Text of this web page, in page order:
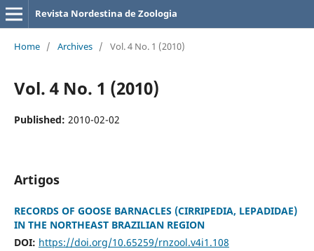
Revista Nordestina de Zoologia
Home / Archives / Vol. 4 No. 1 (2010)
Vol. 4 No. 1 (2010)
Published: 2010-02-02
Artigos
RECORDS OF GOOSE BARNACLES (CIRRIPEDIA, LEPADIDAE)
IN THE NORTHEAST BRAZILIAN REGION
DOI: https://doi.org/10.65259/rnzool.v4i1.108